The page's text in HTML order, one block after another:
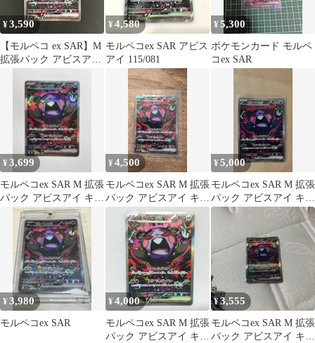
¥3,590
【モルペコ ex SAR】M
拡張パック アビスアイ
¥4,580
モルペコex SAR アビス
アイ 115/081
¥5,300
ポケモンカード モルペ
コex SAR
¥3,699
モルペコex SAR M 拡張
パック アビスアイ キラ
115/081
¥4,500
モルペコex SAR M 拡張
パック アビスアイ キラ
115/081モモワロウ
¥5,000
モルペコex SAR M 拡張
パック アビスアイ キラ
115/081
¥3,980
モルペコex SAR
¥4,000
モルペコex SAR M 拡張
パック アビスアイ キラ
¥3,555
モルペコex SAR M 拡張
パック アビスアイ キラ